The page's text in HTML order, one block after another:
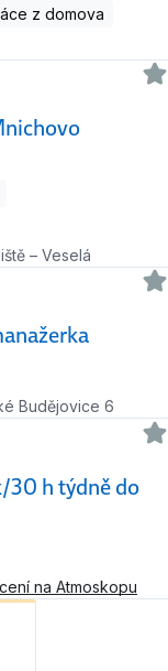
z domova
– Veselá
Budějovice 6
30 h týdně do
na Atmoskopu